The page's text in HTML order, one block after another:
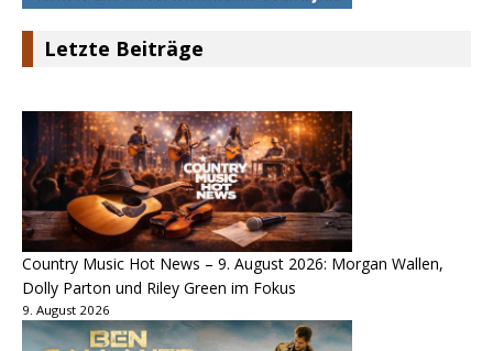
Letzte Beiträge
Country Music Hot News – 9. August 2026: Morgan Wallen,
Dolly Parton und Riley Green im Fokus
9. August 2026